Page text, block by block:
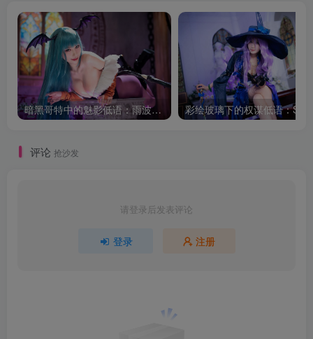
暗黑哥特中的魅影低语：雨波_HaneAme莫莉卡的幻想叙事
评论 抢沙发
请登录后发表评论
登录 注册